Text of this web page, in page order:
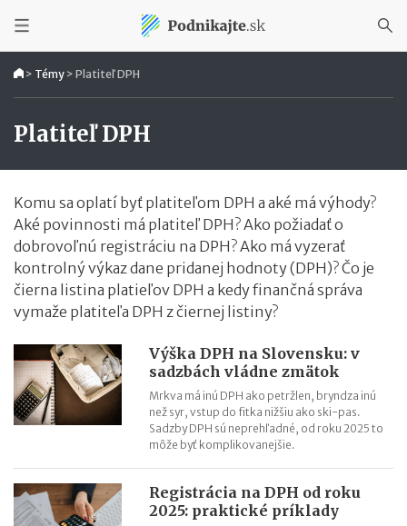
> Témy > Platiteľ DPH
Platiteľ DPH
Komu sa oplatí byť platiteľom DPH a aké má výhody?
Aké povinnosti má platiteľ DPH? Ako požiadať o
dobrovoľnú registráciu na DPH? Ako má vyzerať
kontrolný výkaz dane pridanej hodnoty (DPH)? Čo je
čierna listina platieľov DPH a kedy finančná správa
vymaže platiteľa DPH z čiernej listiny?
Výška DPH na Slovensku: v
sadzbách vládne zmätok
Mrkva má inú DPH ako petržlen, bryndza inú
než syr, vstup do fitka nižšiu ako ski-pas.
Sadzby DPH sú neprehľadné, od roku 2025 to
môže byť komplikovanejšie.
Registrácia na DPH od roku
2025: praktické príklady